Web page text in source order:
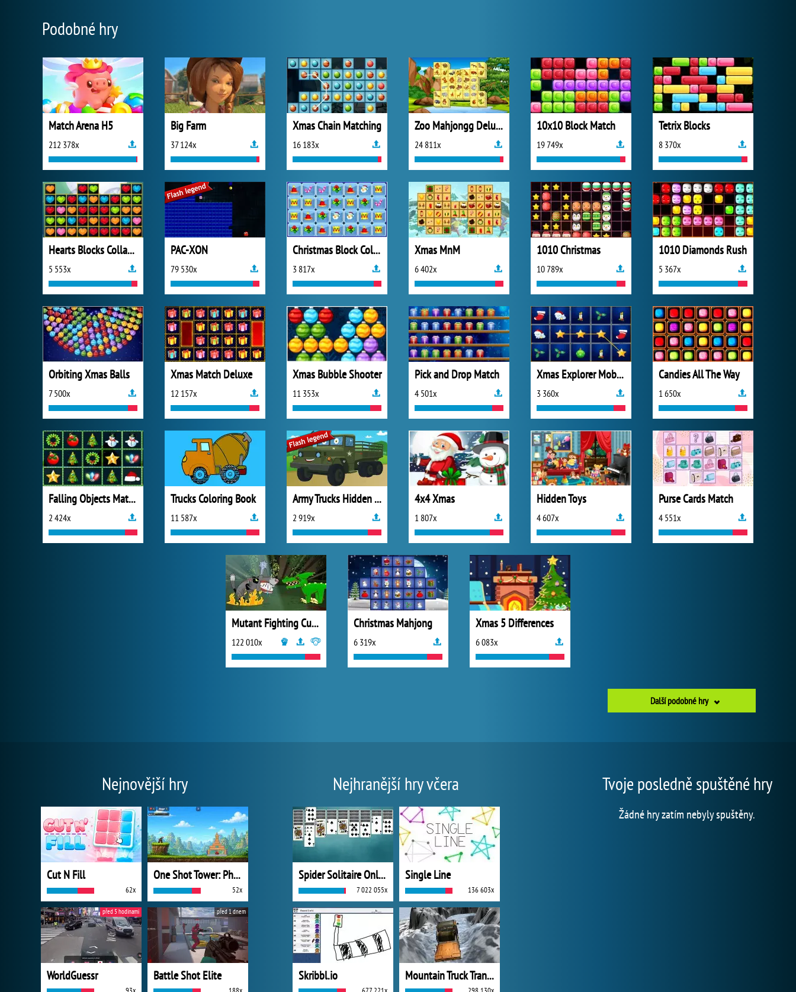
Podobné hry
Match Arena H5
212 378x
Big Farm
37 124x
Xmas Chain Matching
16 183x
Zoo Mahjongg Deluxe
24 811x
10x10 Block Match
19 749x
Tetrix Blocks
8 370x
Hearts Blocks Collapse
5 553x
PAC-XON
79 530x
Christmas Block Collapse
3 817x
Xmas MnM
6 402x
1010 Christmas
10 789x
1010 Diamonds Rush
5 367x
Orbiting Xmas Balls
7 500x
Xmas Match Deluxe
12 157x
Xmas Bubble Shooter
11 353x
Pick and Drop Match
4 501x
Xmas Explorer Mobile
3 360x
Candies All The Way
1 650x
Falling Objects Match
2 424x
Trucks Coloring Book
11 587x
Army Trucks Hidden Letters
2 919x
4x4 Xmas
1 807x
Hidden Toys
4 607x
Purse Cards Match
4 551x
Mutant Fighting Cup 2016
122 010x
Christmas Mahjong
6 319x
Xmas 5 Differences
6 083x
Další podobné hry
Nejnovější hry
Cut N Fill
62x
One Shot Tower: Physics Destroyer
52x
WorldGuessr
před 5 hodinami
Battle Shot Elite
před 1 dnem
Nejhranější hry včera
Spider Solitaire Online
7 022 055x
Single Line
136 603x
Skribbl.io Mountain Truck Transport
Tvoje posledně spuštěné hry
Žádné hry zatím nebyly spuštěny.